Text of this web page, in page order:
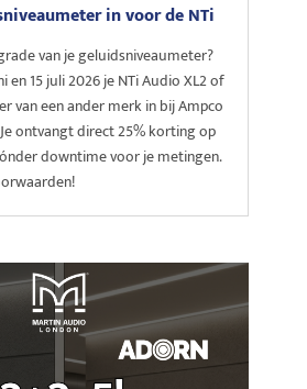
in voor de NTi
van je geluidsniveaumeter?
en 15 juli 2026 je NTi Audio XL2 of
van een ander merk in bij Ampco
ontvangt direct 25% korting op
downtime voor je metingen.